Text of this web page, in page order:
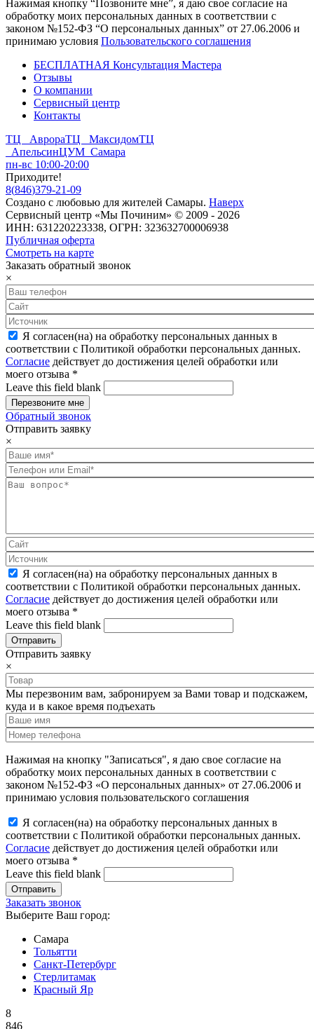
Нажимая кнопку “Позвоните мне”, я даю свое согласие на
обработку моих персональных данных в соответствии с
законом №152-ФЗ “О персональных данных” от 27.06.2006 и
принимаю условия Пользовательского соглашения
БЕСПЛАТНАЯ Консультация Мастера
Отзывы
О компании
Сервисный центр
Контакты
ТЦ АврораТЦ МаксидомТЦ
АпельсинЦУМ Самара
пн-вс 10:00-20:00
Приходите!
8(846)379-21-09
Создано с любовью для жителей Самары. Наверх
Сервисный центр «Мы Починим» © 2009 - 2026
ИНН: 631220223338, ОГРН: 323632700006938
Публичная оферта
Смотреть на карте
Заказать обратный звонок
×
Я согласен(на) на обработку персональных данных в
соответствии с Политикой обработки персональных данных.
Согласие действует до достижения целей обработки или
моего отзыва *
Leave this field blank
Обратный звонок
Отправить заявку
×
Я согласен(на) на обработку персональных данных в
соответствии с Политикой обработки персональных данных.
Согласие действует до достижения целей обработки или
моего отзыва *
Leave this field blank
Отправить заявку
×
Мы перезвоним вам, забронируем за Вами товар и подскажем,
куда и в какое время подъехать
Нажимая на кнопку "Записаться", я даю свое согласие на
обработку моих персональных данных в соответствии с
законом №152-ФЗ «О персональных данных» от 27.06.2006 и
принимаю условия пользовательского соглашения
Я согласен(на) на обработку персональных данных в
соответствии с Политикой обработки персональных данных.
Согласие действует до достижения целей обработки или
моего отзыва *
Leave this field blank
Заказать звонок
Выберите Ваш город:
Самара
Тольятти
Санкт-Петербург
Стерлитамак
Красный Яр
8
846